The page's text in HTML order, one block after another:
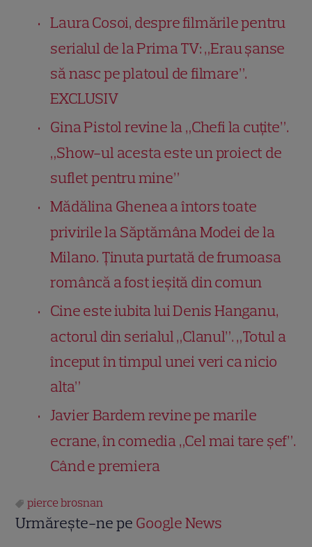
Laura Cosoi, despre filmările pentru
serialul de la Prima TV: „Erau șanse
să nasc pe platoul de filmare”.
EXCLUSIV
Gina Pistol revine la „Chefi la cuțite”.
„Show-ul acesta este un proiect de
suflet pentru mine”
Mădălina Ghenea a întors toate
privirile la Săptămâna Modei de la
Milano. Ținuta purtată de frumoasa
româncă a fost ieșită din comun
Cine este iubita lui Denis Hanganu,
actorul din serialul „Clanul”. „Totul a
început în timpul unei veri ca nicio
alta”
Javier Bardem revine pe marile
ecrane, în comedia „Cel mai tare șef”.
Când e premiera
pierce brosnan
Urmărește-ne pe Google News